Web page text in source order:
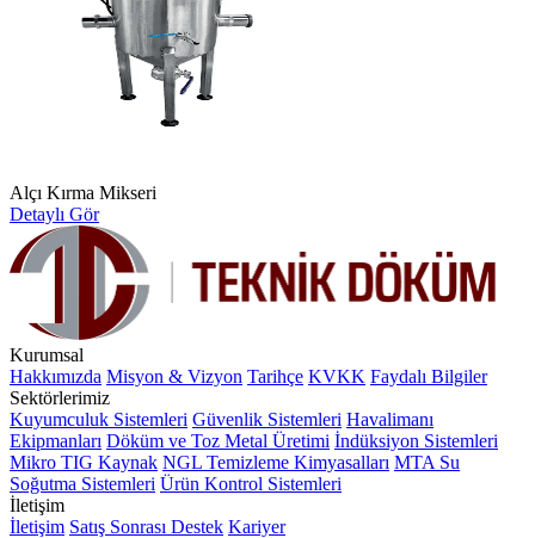
Alçı Kırma Mikseri
Detaylı Gör
Kurumsal
Hakkımızda Misyon & Vizyon Tarihçe KVKK Faydalı Bilgiler
Sektörlerimiz
Kuyumculuk Sistemleri Güvenlik Sistemleri Havalimanı
Ekipmanları Döküm ve Toz Metal Üretimi İndüksiyon Sistemleri
Mikro TIG Kaynak NGL Temizleme Kimyasalları MTA Su
Soğutma Sistemleri Ürün Kontrol Sistemleri
İletişim
İletişim Satış Sonrası Destek Kariyer